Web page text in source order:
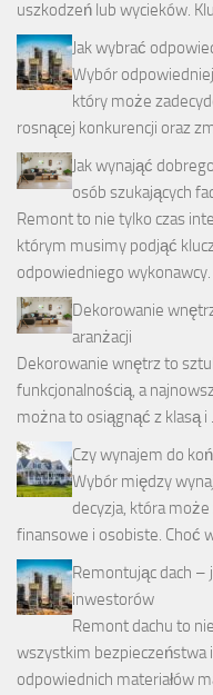
uszkodzeń lub wycieków.
Jak wybrać
Wybór
który może
rosnącej konkurencji oraz
Jak wynająć
osób szukających
Remont to nie tylko czas
którym musimy podjąć
odpowiedniego
Dekorowanie
aranżacji
Dekorowanie wnętrz to
funkcjonalnością, a
można to osiągnąć z klasą i
Czy wynajem do
Wybór między
decyzja, która może
finansowe i osobiste. Choć
Remontując dach –
inwestorów
Remont dachu to
wszystkim bezpieczeństwa
odpowiednich materiałów